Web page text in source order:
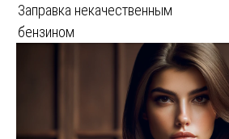
Заправка некачественным
бензином